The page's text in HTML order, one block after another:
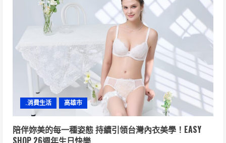
.消費生活 高雄市
陪伴妳美的每一種姿態 持續引領台灣內衣美學！EASY